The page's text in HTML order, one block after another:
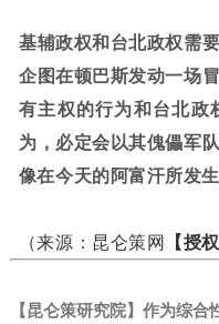
基辅政权和台北政权需
企图在顿巴斯发动一场
有主权的行为和台北政
为，必定会以其傀儡军
像在今天的阿富汗所发
（来源：昆仑策网 【授权
【昆仑策研究院】作为综